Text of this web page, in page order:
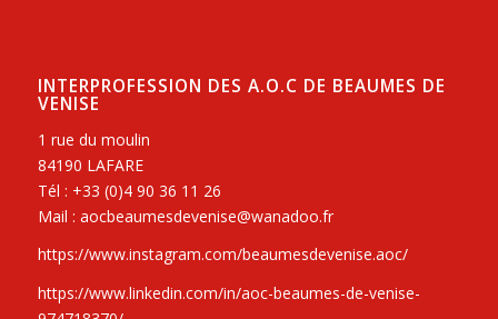
INTERPROFESSION DES A.O.C DE BEAUMES DE
VENISE
1 rue du moulin
84190 LAFARE
Tél : +33 (0)4 90 36 11 26
Mail : aocbeaumesdevenise@wanadoo.fr
https://www.instagram.com/beaumesdevenise.aoc/
https://www.linkedin.com/in/aoc-beaumes-de-venise-